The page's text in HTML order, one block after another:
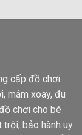
cấp đồ chơi
mâm xoay, đu
chơi cho bé
bảo hành uy